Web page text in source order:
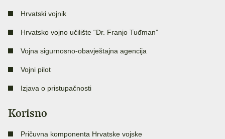
Hrvatski vojnik
Hrvatsko vojno učilište “Dr. Franjo Tuđman”
Vojna sigurnosno-obavještajna agencija
Vojni pilot
Izjava o pristupačnosti
Korisno
Pričuvna komponenta Hrvatske vojske